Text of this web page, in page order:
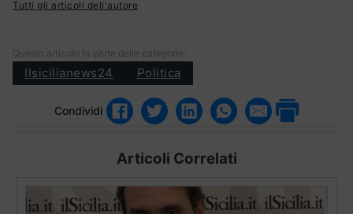
Tutti gli articoli dell'autore
Questo articolo fa parte delle categorie:
Ilsicilianews24 Politica
Condividi
Articoli Correlati